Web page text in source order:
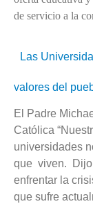
de servicio a la
Las
valores del
El Padre
Católica
universidades
que viven. Dijo
enfrentar la
que sufre